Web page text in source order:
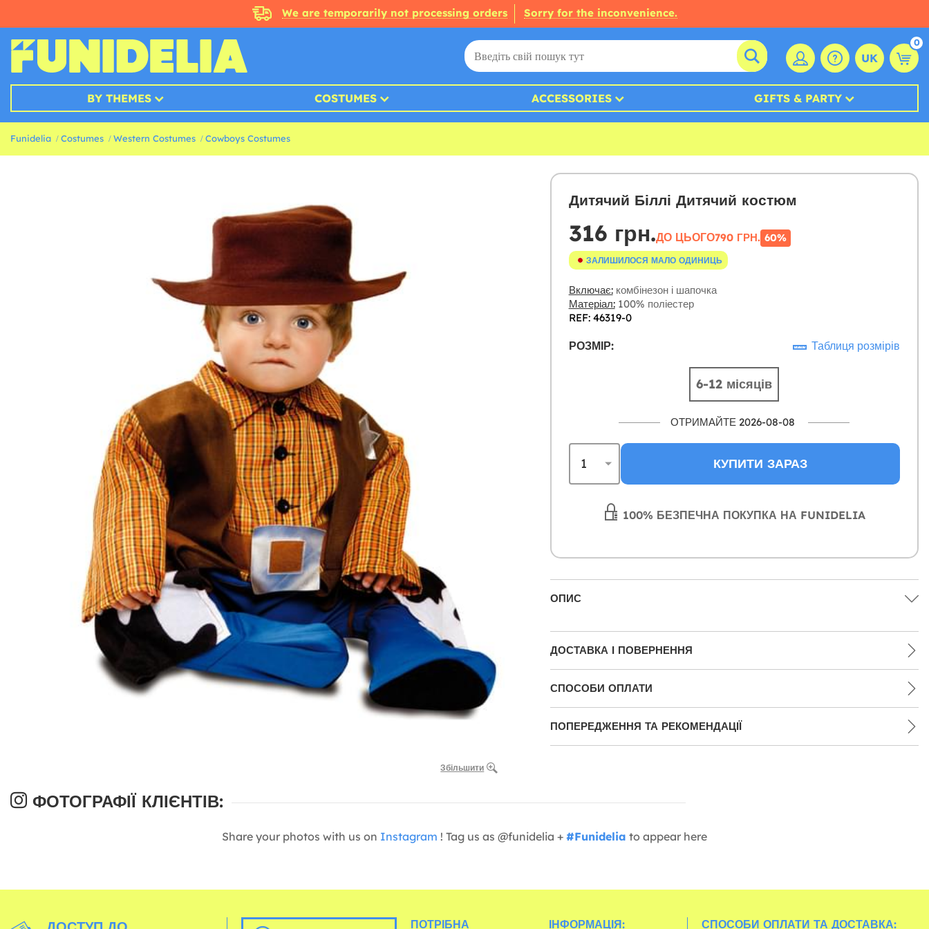
We are temporarily not processing orders Sorry for the inconvenience.
UK
0
BY THEMES COSTUMES ACCESSORIES GIFTS & PARTY
Funidelia Costumes Western Costumes Cowboys Costumes
Збільшити
Дитячий Біллі Дитячий костюм
316 грн.ДО ЦЬОГО790 ГРН. 60%
ЗАЛИШИЛОСЯ МАЛО ОДИНИЦЬ
Включає:комбінезон і шапочка
Матеріал:100% поліестер
REF: 46319-0
РОЗМІР: Таблиця розмірів
6-12 місяців
ОТРИМАЙТЕ 2026-08-08
КУПИТИ ЗАРАЗ
100% БЕЗПЕЧНА ПОКУПКА НА FUNIDELIA
ОПИС
ДОСТАВКА І ПОВЕРНЕННЯ
СПОСОБИ ОПЛАТИ
ПОПЕРЕДЖЕННЯ ТА РЕКОМЕНДАЦІЇ
ФОТОГРАФІЇ КЛІЄНТІВ:
Share your photos with us on Instagram ! Tag us as @funidelia + #Funidelia to appear here
ПОТРІБНА ІНФОРМАЦІЯ: СПОСОБИ ОПЛАТИ ТА ДОСТАВКА: